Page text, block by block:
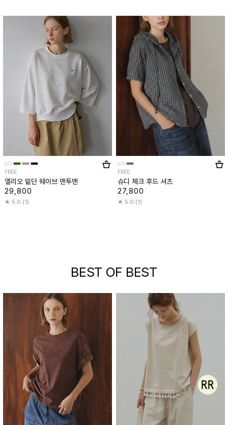
FREE
엘리오 밑단 웨이브 맨투맨
29,800
5.0 (1)
FREE
슈디 체크 후드 셔츠
27,800
5.0 (1)
BEST OF BEST